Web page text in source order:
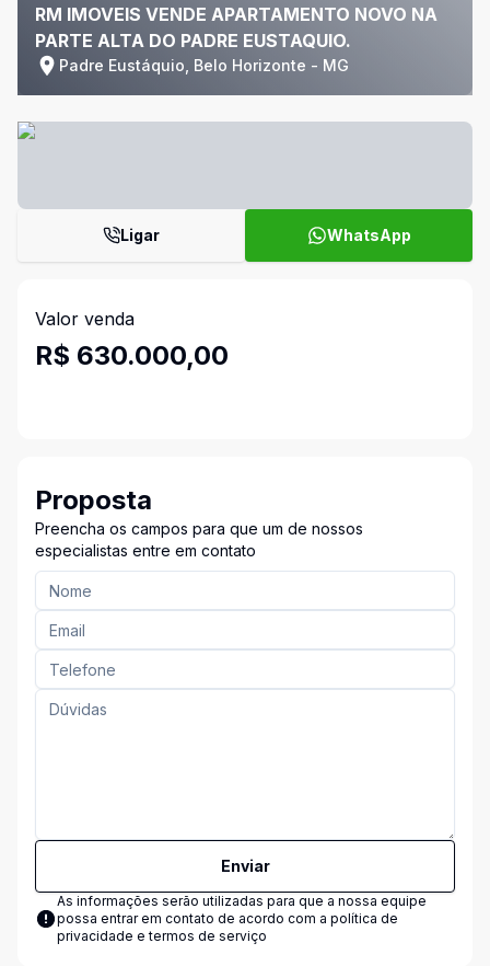
RM IMOVEIS VENDE APARTAMENTO NOVO NA
PARTE ALTA DO PADRE EUSTAQUIO.
Padre Eustáquio, Belo Horizonte - MG
Ligar WhatsApp
Valor venda
R$ 630.000,00
Proposta
Preencha os campos para que um de nossos
especialistas entre em contato
Enviar
As informações serão utilizadas para que a nossa equipe
possa entrar em contato de acordo com a política de
privacidade e termos de serviço